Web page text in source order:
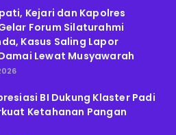
Kejari dan Kapolres
Forum Silaturahmi
Kasus Saling Lapor
Lewat Musyawarah
BI Dukung Klaster Padi
Ketahanan Pangan